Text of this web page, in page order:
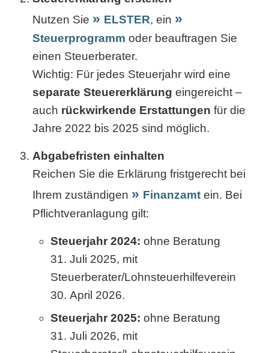
Nutzen Sie
ELSTER, ein
Steuerprogramm oder beauftragen Sie
einen Steuerberater.
Wichtig: Für jedes Steuerjahr wird eine
separate Steuererklärung eingereicht –
auch rückwirkende Erstattungen für die
Jahre 2022 bis 2025 sind möglich.
Abgabefristen einhalten
Reichen Sie die Erklärung fristgerecht bei
Ihrem zuständigen
Finanzamt ein. Bei
Pflichtveranlagung gilt:
Steuerjahr 2024: ohne Beratung
31. Juli 2025, mit
Steuerberater/Lohnsteuerhilfeverein
30. April 2026.
Steuerjahr 2025: ohne Beratung
31. Juli 2026, mit